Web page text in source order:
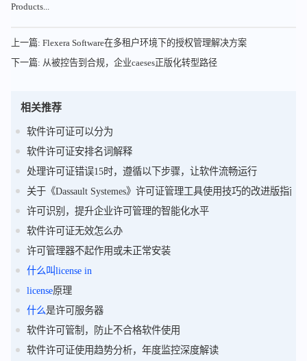
Products...
上一篇: Flexera Software在多租户环境下的授权管理解决方案
下一篇: 从被控告到合规，企业caeses正版化转型路径
相关推荐
软件许可证可以分为
软件许可证安排名词解释
处理许可证错误15时，遵循以下步骤，让软件流畅运行
关于《Dassault Systemes》许可证管理工具使用技巧的改进版指南
许可识别，提升企业许可管理的智能化水平
软件许可证无效怎么办
许可管理器不起作用或未正常安装
什么叫license in
license原理
什么是许可服务器
软件许可管制，防止不合格软件使用
软件许可证使用趋势分析，年度监控深度解读